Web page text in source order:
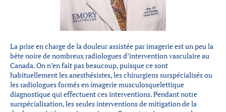
English
La prise en charge de la douleur assistée par imagerie est un peu la
bête noire de nombreux radiologues d’intervention vasculaire au
Canada. On n’en fait pas beaucoup, puisque ce sont
habituellement les anesthésistes, les chirurgiens surspécialisés ou
les radiologues formés en imagerie musculosquelettique
diagnostique qui effectuent ces interventions. Pendant notre
surspécialisation, les seules interventions de mitigation de la